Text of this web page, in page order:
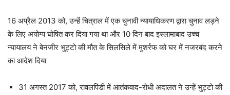
16 अप्रैल 2013 को, उन्हें चित्राल में एक चुनावी न्यायाधिकरण द्वारा चुनाव लड़ने
के लिए अयोग्य घोषित कर दिया गया था और 10 दिन बाद इस्लामाबाद उच्च
न्यायालय ने बेनजीर भुट्टो की मौत के सिलसिले में मुशर्रफ को घर में नजरबंद करने
का आदेश दिया
31 अगस्त 2017 को, रावलपिंडी में आतंकवाद-रोधी अदालत ने उन्हें भुट्टो की